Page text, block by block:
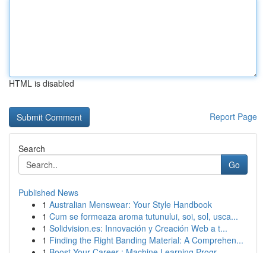
HTML is disabled
Report Page
Search
Go
Published News
1 Australian Menswear: Your Style Handbook
1 Cum se formeaza aroma tutunului, soi, sol, usca...
1 Solidvision.es: Innovación y Creación Web a t...
1 Finding the Right Banding Material: A Comprehen...